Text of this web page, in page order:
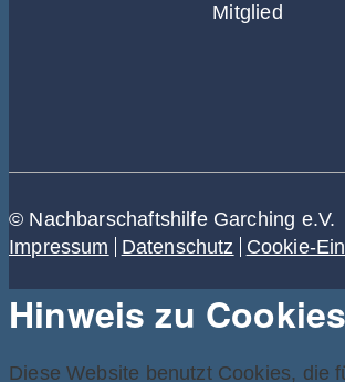
Mitglied
© Nachbarschaftshilfe Garching e.V.
Impressum
Datenschutz Cookie-
Hinweis zu Cookies
Diese Website benutzt Cookies, die